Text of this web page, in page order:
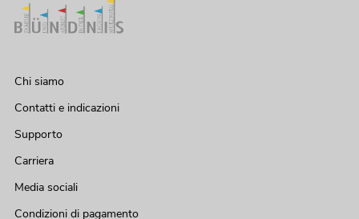
Chi siamo
Contatti e indicazioni
Supporto
Carriera
Media sociali
Condizioni di pagamento